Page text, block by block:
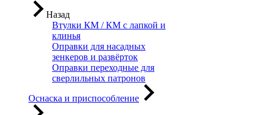
Назад
Втулки КМ / КМ с лапкой и
клинья
Оправки для насадных
зенкеров и развёрток
Оправки переходные для
сверлильных патронов
Оснаска и приспособление